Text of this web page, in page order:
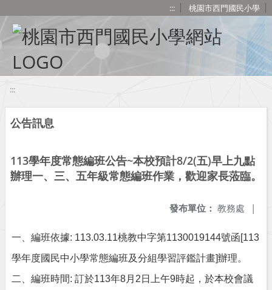
::: 桃園市西門國民小學
:::
公告訊息
113學年度常態編班公告~本校預計8/2(五)早上九點
辦理一、三、五年級常態編班作業，歡迎家長蒞臨。
發布單位： 教務處 |
一、編班依據: 113.03.11桃教中字第1130019144號函[113
學年度國民中小學常態編班及分組學習評鑑計畫]辦理。
二、編班時間: 訂於113年8月 2 日上午9時起，於本校會議